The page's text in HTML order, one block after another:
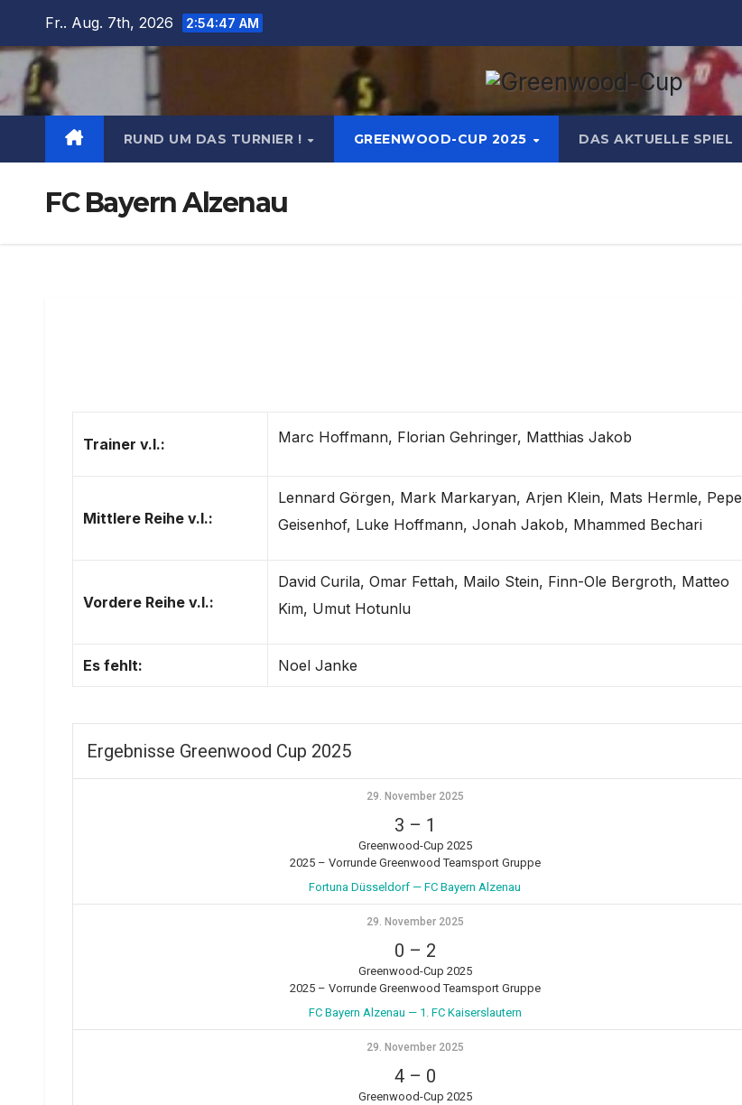
Fr.. Aug. 7th, 2026 2:54:47 AM
RUND UM DAS TURNIER ! GREENWOOD-CUP 2025 DAS AKTUELLE SPIEL
FC Bayern Alzenau
Trainer v.l.: Marc Hoffmann, Florian Gehringer, Matthias Jakob
Mittlere Reihe v.l.:
Lennard Görgen, Mark Markaryan, Arjen Klein, Mats Hermle, Pepe
Geisenhof, Luke Hoffmann, Jonah Jakob, Mhammed Bechari
Vordere Reihe v.l.:
David Curila, Omar Fettah, Mailo Stein, Finn-Ole Bergroth, Matteo
Kim, Umut Hotunlu
Es fehlt: Noel Janke
Ergebnisse Greenwood Cup 2025
29. November 2025
3 – 1
Greenwood-Cup 2025
2025 – Vorrunde Greenwood Teamsport Gruppe
Fortuna Düsseldorf — FC Bayern Alzenau
29. November 2025
0 – 2
Greenwood-Cup 2025
2025 – Vorrunde Greenwood Teamsport Gruppe
FC Bayern Alzenau — 1. FC Kaiserslautern
29. November 2025
4– 0
Greenwood-Cup 2025